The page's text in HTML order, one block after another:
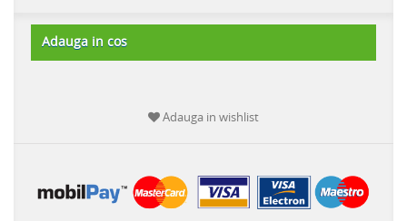
Adauga in cos
Adauga in wishlist